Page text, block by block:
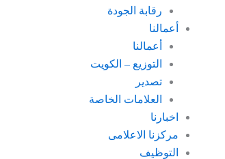
رقابة الجودة
أعمالنا
أعمالنا
التوزيع – الكويت
تصدير
العلامات الخاصة
اخبارنا
مركزنا الاعلامى
التوظيف